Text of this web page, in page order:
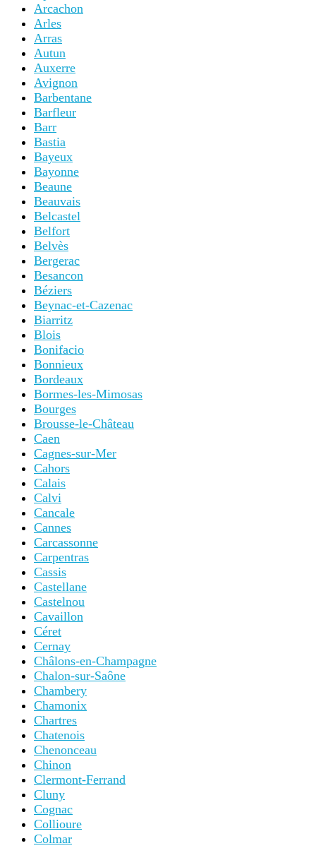
Arcachon
Arles
Arras
Autun
Auxerre
Avignon
Barbentane
Barfleur
Barr
Bastia
Bayeux
Bayonne
Beaune
Beauvais
Belcastel
Belfort
Belvès
Bergerac
Besancon
Béziers
Beynac-et-Cazenac
Biarritz
Blois
Bonifacio
Bonnieux
Bordeaux
Bormes-les-Mimosas
Bourges
Brousse-le-Château
Caen
Cagnes-sur-Mer
Cahors
Calais
Calvi
Cancale
Cannes
Carcassonne
Carpentras
Cassis
Castellane
Castelnou
Cavaillon
Céret
Cernay
Châlons-en-Champagne
Chalon-sur-Saône
Chambery
Chamonix
Chartres
Chatenois
Chenonceau
Chinon
Clermont-Ferrand
Cluny
Cognac
Collioure
Colmar